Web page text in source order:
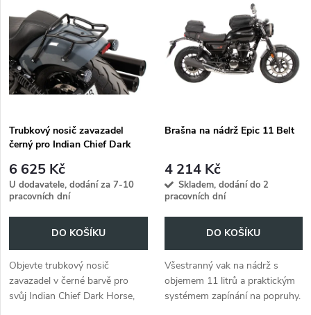
e
n
í
p
r
o
d
u
Abecedně
ý
p
i
s
p
r
o
d
u
Trubkový nosič zavazadel
černý pro Indian Chief Dark
Horse / Sport Chief (2022-)
6 625 Kč
U dodavatele, dodání za 7-10
pracovních dní
DO KOŠÍKU
Objevte trubkový nosič
zavazadel v černé barvě pro
svůj Indian Chief Dark Horse,
Brašna na nádrž Epic 11 Belt
4 214 Kč
Skladem, dodání do 2
pracovních dní
DO KOŠÍKU
Všestranný vak na nádrž s
objemem 11 litrů a praktickým
systémem zapínání na popruhy.